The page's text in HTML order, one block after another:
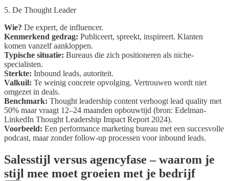
5. De Thought Leader
Wie? De expert, de influencer.
Kenmerkend gedrag: Publiceert, spreekt, inspireert. Klanten
komen vanzelf aankloppen.
Typische situatie: Bureaus die zich positioneren als niche-
specialisten.
Sterkte: Inbound leads, autoriteit.
Valkuil: Te weinig concrete opvolging. Vertrouwen wordt niet
omgezet in deals.
Benchmark: Thought leadership content verhoogt lead quality met
50% maar vraagt 12–24 maanden opbouwtijd (bron: Edelman-
LinkedIn Thought Leadership Impact Report 2024).
Voorbeeld: Een performance marketing bureau met een succesvolle
podcast, maar zonder follow-up processen voor inbound leads.
Salesstijl versus agencyfase – waarom je
stijl mee moet groeien met je bedrijf